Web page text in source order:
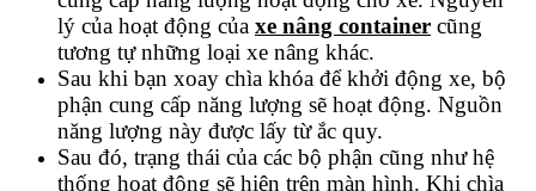
lý của hoạt động của xe nâng container cũng
tương tự những loại xe nâng khác.
Sau khi bạn xoay chìa khóa để khởi động xe, bộ
phận cung cấp năng lượng sẽ hoạt động. Nguồn
năng lượng này được lấy từ ắc quy.
Sau đó, trạng thái của các bộ phận cũng như hệ
thống hoạt động sẽ hiện trên màn hình. Khi chìa